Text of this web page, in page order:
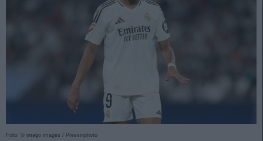
Foto: © imago images / Pressinphoto